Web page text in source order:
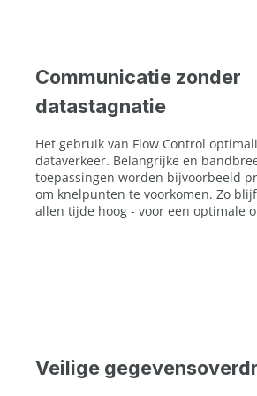
Communicatie zonder
datastagnatie
Het gebruik van Flow Control
dataverkeer. Belangrijke en
toepassingen worden bijvoorbeeld
om knelpunten te voorkomen. Zo
allen tijde hoog - voor een optimale
Veilige